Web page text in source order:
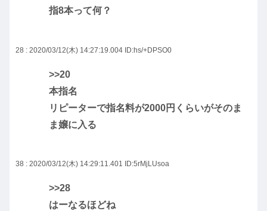
指8本って何？
28 : 2020/03/12(木) 14:27:19.004 ID:hs/+DPSO0
>>20
本指名
リピーターで指名料が2000円くらいがそのま
ま嬢に入る
38 : 2020/03/12(木) 14:29:11.401 ID:5rMjLUsoa
>>28
はーなるほどね